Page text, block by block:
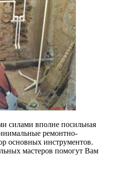
силами вполне посильная
ремонтно-
основных инструментов.
мастеров помогут Вам